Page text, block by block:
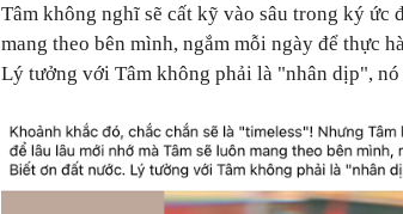
Tâm không nghĩ sẽ cất kỹ vào sâu trong ký ức
mang theo bên mình, ngắm mỗi ngày để thực
Lý tưởng với Tâm không phải là "nhân dịp",